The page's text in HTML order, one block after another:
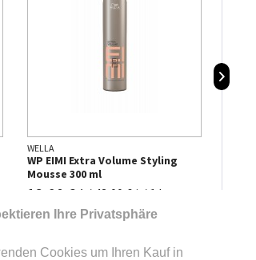
Ihre Privatsphäre
Cookies um Ihren Kauf in
WELLA
WP EIMI Extra Volume Styling
Mousse 300 ml
12,90 € * / 43,00 € * / 1 l